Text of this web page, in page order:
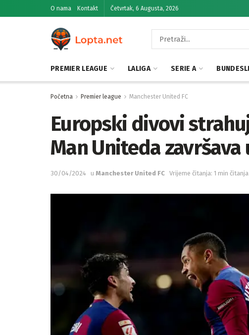
O nama Kontakt Četvrtak, 6 Augusta, 2026
PREMIER LEAGUE LALIGA SERIE A
Početna Premier league Manchester United FC
Europski divovi
Man Uniteda završava
30/04/2024 u Manchester United FC Vrijeme čitanja: 1 min čitanja